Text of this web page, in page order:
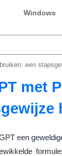
Windows
een
met
een